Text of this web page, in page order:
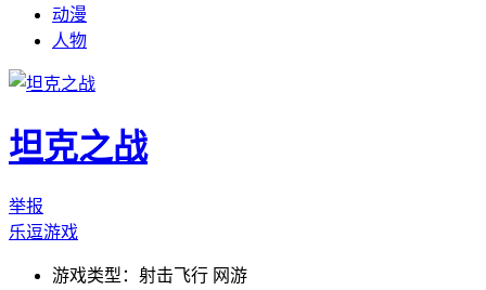
动漫
人物
坦克之战
举报
乐逗游戏
游戏类型：射击飞行 网游